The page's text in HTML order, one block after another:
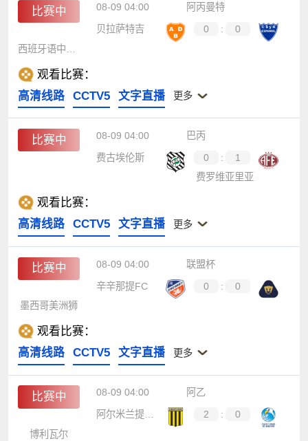
比赛中 08-09 04:00
阿丙曼特
贝拉萨特吉
0 :
0
观看比赛：
高清线路
CCTV5 文字直播 更多
比赛中 08-09 04:00
巴丙
费古埃伦斯
0 :
1
费罗维亚里亚
观看比赛：
高清线路
CCTV5 文字直播 更多
比赛中 08-09 04:00
联盟杯
辛辛那提FC
0 :
0
墨西哥美洲狮
观看比赛：
高清线路
CCTV5 文字直播 更多
比赛中 08-09 04:00
阿乙
阿尔米兰提布朗
2 :
0
博利瓦尔